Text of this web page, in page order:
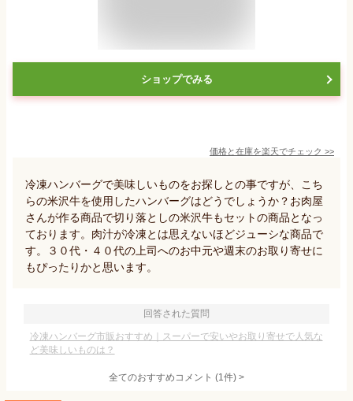
ショップでみる
価格と在庫を楽天でチェック >>
冷凍ハンバーグで美味しいものをお探しとの事ですが、こち
らの米沢牛を使用したハンバーグはどうでしょうか？お肉屋
さんが作る商品で切り落としの米沢牛もセットの商品となっ
ております。肉汁が冷凍とは思えないほどジューシな商品で
す。３０代・４０代の上司へのお中元や週末のお取り寄せに
もぴったりかと思います。
回答された質問
冷凍ハンバーグ市販おすすめ｜スーパーで安いやお取り寄せで人気な
ど美味しいものは？
全てのおすすめコメント (1件) >